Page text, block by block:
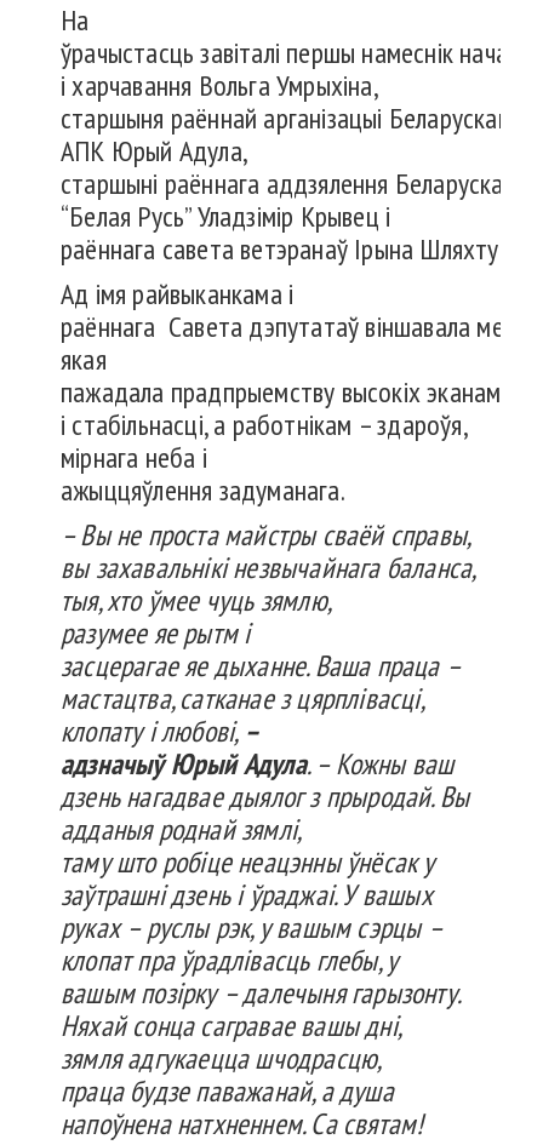
На
ўрачыстасць завіталі першы намеснік
і харчавання Вольга Умрыхіна,
старшыня раённай арганізацыі Беларускага
АПК Юрый Адула,
старшыні раённага аддзялення Беларускай
“Белая Русь” Уладзімір Крывец і
раённага савета ветэранаў Ірына Шляхтун.
Ад імя райвыканкама і
раённага Савета дэпутатаў віншавала
якая
пажадала прадпрыемству высокіх
і стабільнасці, а работнікам – здароўя,
мірнага неба і
ажыццяўлення задуманага.
– Вы не простамайстры сваёйсправы,
вызахавальнікінезвычайнагабаланса,
тыя,хто ўмее чуць зямлю,
разумееяерытмі
засцерагаеяедыханне. Вашапраца–
мастацтва,сатканаезцярплівасці,
клопатуілюбові, –
адзначыў ЮрыйАдула. –Кожнываш
дзеньнагадваедыялогзпрыродай. Вы
адданыя роднайзямлі,
тамушто робіценеацэнны ўнёсаку
заўтрашнідзеньіўраджаі. Увашых
руках –руслы рэк, увашым сэрцы–
клопатпра ўрадлівасць глебы, у
вашымпозірку–далечынягарызонту.
Няхай сонца саграваевашыдні,
зямляадгукаеццашчодрасцю,
праца будзепаважанай, а душа
напоўненанатхненнем.Са святам!